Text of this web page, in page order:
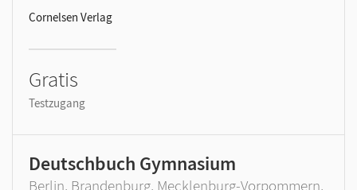
Cornelsen Verlag
Gratis
Testzugang
Deutschbuch Gymnasium
Berlin, Brandenburg, Mecklenburg-Vorpommern,